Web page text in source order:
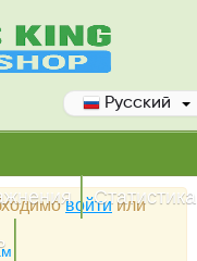
Русский
Статистика
войтиили